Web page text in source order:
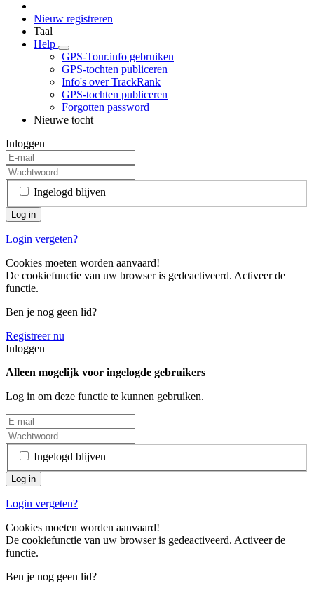
Nieuw registreren
Taal
Help
GPS-Tour.info gebruiken
GPS-tochten publiceren
Info's over TrackRank
GPS-tochten publiceren
Forgotten password
Nieuwe tocht
Inloggen
Ingelogd blijven
Login vergeten?
Cookies moeten worden aanvaard!
De cookiefunctie van uw browser is gedeactiveerd. Activeer de
functie.
Ben je nog geen lid?
Registreer nu
Inloggen
Alleen mogelijk voor ingelogde gebruikers
Log in om deze functie te kunnen gebruiken.
Ingelogd blijven
Login vergeten?
Cookies moeten worden aanvaard!
De cookiefunctie van uw browser is gedeactiveerd. Activeer de
functie.
Ben je nog geen lid?